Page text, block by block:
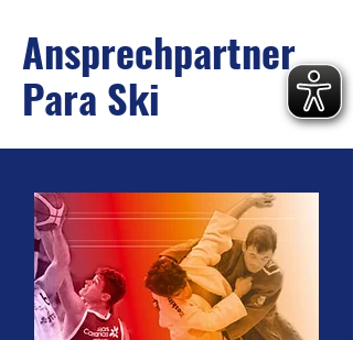
Ansprechpartner
Para Ski